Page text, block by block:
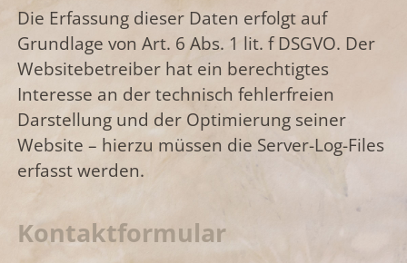
Die Erfassung dieser Daten erfolgt auf
Grundlage von Art. 6 Abs. 1 lit. f DSGVO. Der
Websitebetreiber hat ein berechtigtes
Interesse an der technisch fehlerfreien
Darstellung und der Optimierung seiner
Website – hierzu müssen die Server-Log-Files
erfasst werden.
Kontaktformular